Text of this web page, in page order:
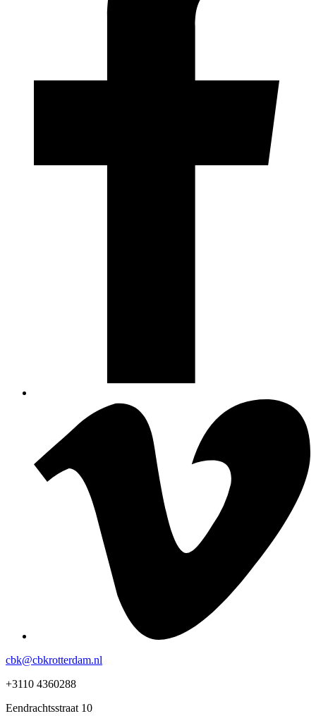
cbk@cbkrotterdam.nl
+3110 4360288
Eendrachtsstraat 10